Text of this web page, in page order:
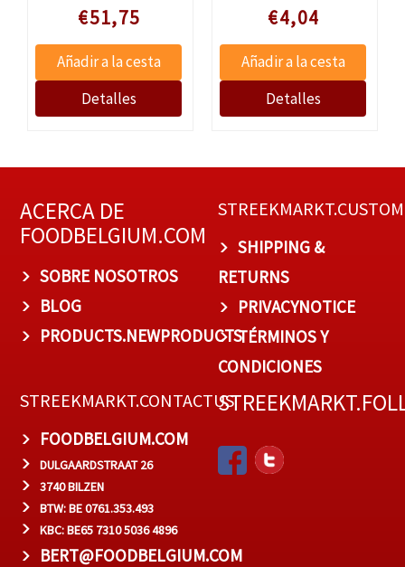
Speciale prijs
€51,75 Speciale prijs
€4,04
ACERCA DE
FOODBELGIUM.COM
SOBRE NOSOTROS
BLOG
PRODUCTS.NEWPRODUCTS
SHIPPING &
RETURNS
PRIVACYNOTICE
TÉRMINOS Y
CONDICIONES
STREEKMARKT.CONTACTUS
FOODBELGIUM.COM
DULGAARDSTRAAT 26
3740 BILZEN
BTW: BE 0761.353.493
KBC: BE65 7310 5036 4896
BERT@FOODBELGIUM.COM